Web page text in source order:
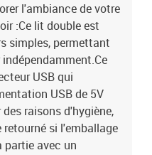
l'ambiance de votre
:Ce lit double est
simples, permettant
USB qui
USB de 5V
raisons d'hygiène,
si l'emballage
partie avec un